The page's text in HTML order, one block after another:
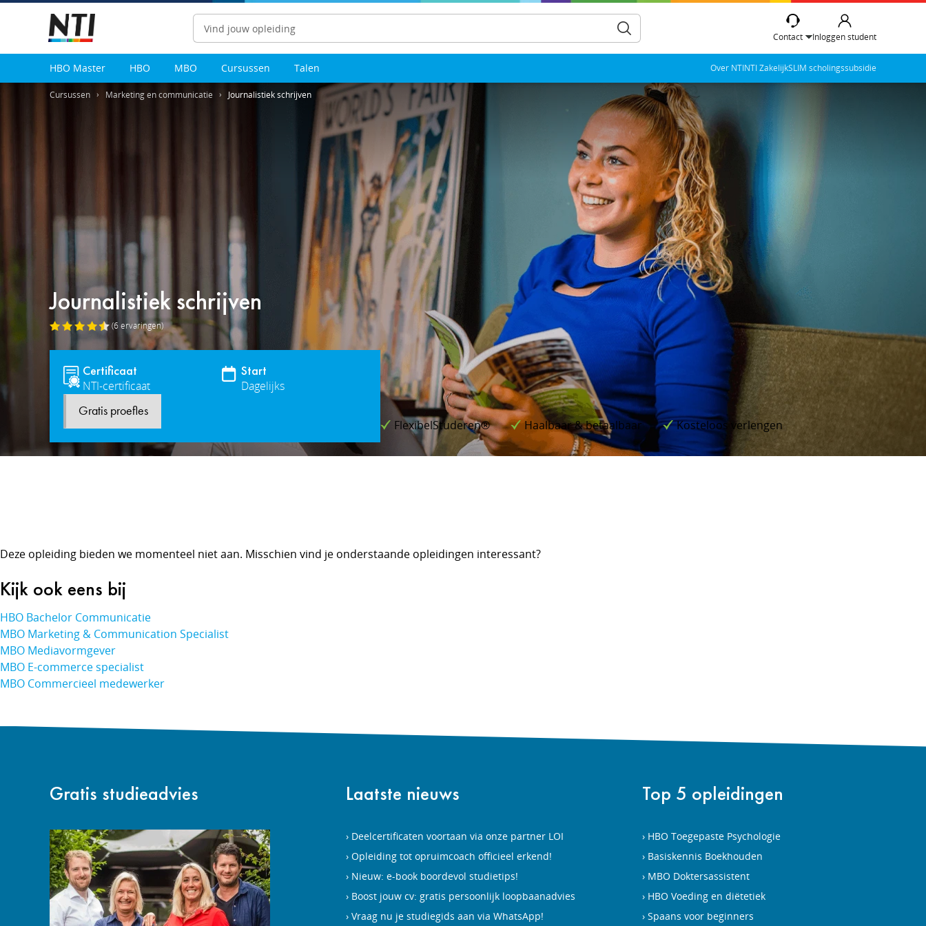
Zoeken
Contact Inloggen student
HBO Master HBO MBO Cursussen Talen Over NTINTI ZakelijkSLIM scholingssubsidie
Cursussen Marketing en communicatie Journalistiek schrijven
Journalistiek schrijven
(6ervaringen)
Certificaat
NTI-certificaat
Start
Dagelijks
Gratis proefles
FlexibelStuderen® Haalbaar & betaalbaar Kosteloos verlengen
Deze opleiding bieden we momenteel niet aan. Misschien vind je onderstaande opleidingen interessant?
Kijk ook eens bij
HBO Bachelor Communicatie
MBO Marketing & Communication Specialist
MBO Mediavormgever
MBO E-commerce specialist
MBO Commercieel medewerker
Gratis studieadvies Laatste nieuws
Deelcertificaten voortaan via onze partner LOI
Opleiding tot opruimcoach officieel erkend!
Nieuw: e-book boordevol studietips!
Boost jouw cv: gratis persoonlijk loopbaanadvies
Vraag nu je studiegids aan via WhatsApp!
Top 5 opleidingen
HBO Toegepaste Psychologie
Basiskennis Boekhouden
MBO Doktersassistent
HBO Voeding en diëtetiek
Spaans voor beginners